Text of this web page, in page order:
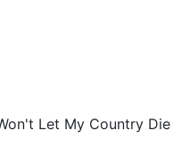
Let My Country Die